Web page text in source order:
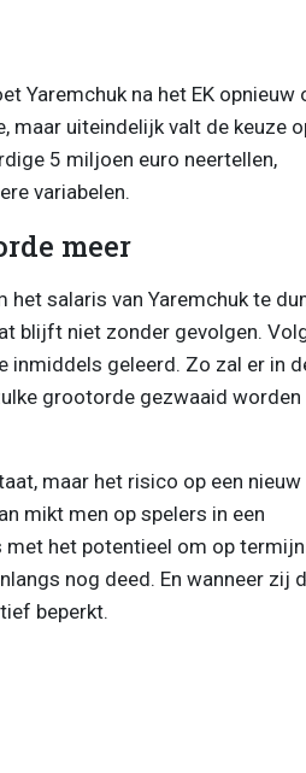
Yaremchuk na het EK opnieuw
maar uiteindelijk valt de keuze
5 miljoen euro neertellen,
variabelen.
meer
salaris van Yaremchuk te
blijft niet zonder gevolgen.
geleerd. Zo zal er in
grootorde gezwaaid worden
maar het risico op een nieuw
mikt men op spelers in een
het potentieel om op termijn
nog deed. En wanneer zij
beperkt.